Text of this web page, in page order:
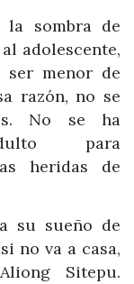
la sombra de
adolescente,
menor de
razón, no se
No se ha
para
heridas de
su sueño de
no va a casa,
Sitepu.